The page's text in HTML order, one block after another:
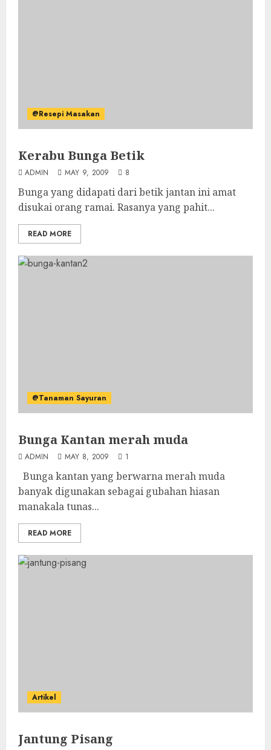
@Resepi Masakan
Kerabu Bunga Betik
ADMIN MAY 9, 2009 8
Bunga yang didapati dari betik jantan ini amat
disukai orang ramai. Rasanya yang pahit...
READ MORE
@Tanaman Sayuran
Bunga Kantan merah muda
ADMIN MAY 8, 2009 1
Bunga kantan yang berwarna merah muda
banyak digunakan sebagai gubahan hiasan
manakala tunas...
READ MORE
Artikel
Jantung Pisang